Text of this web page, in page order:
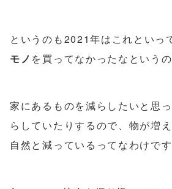
というのも2021年はこれといっ
モノ を買ってなかったなというの
家にあるものを減らしたいと思
らしていたりするので、物が増
自然と減っているってなわけです